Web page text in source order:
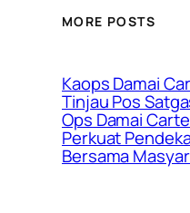
MORE POSTS
Kaops Damai
Tinjau Pos
Ops Damai
Perkuat
Bersama